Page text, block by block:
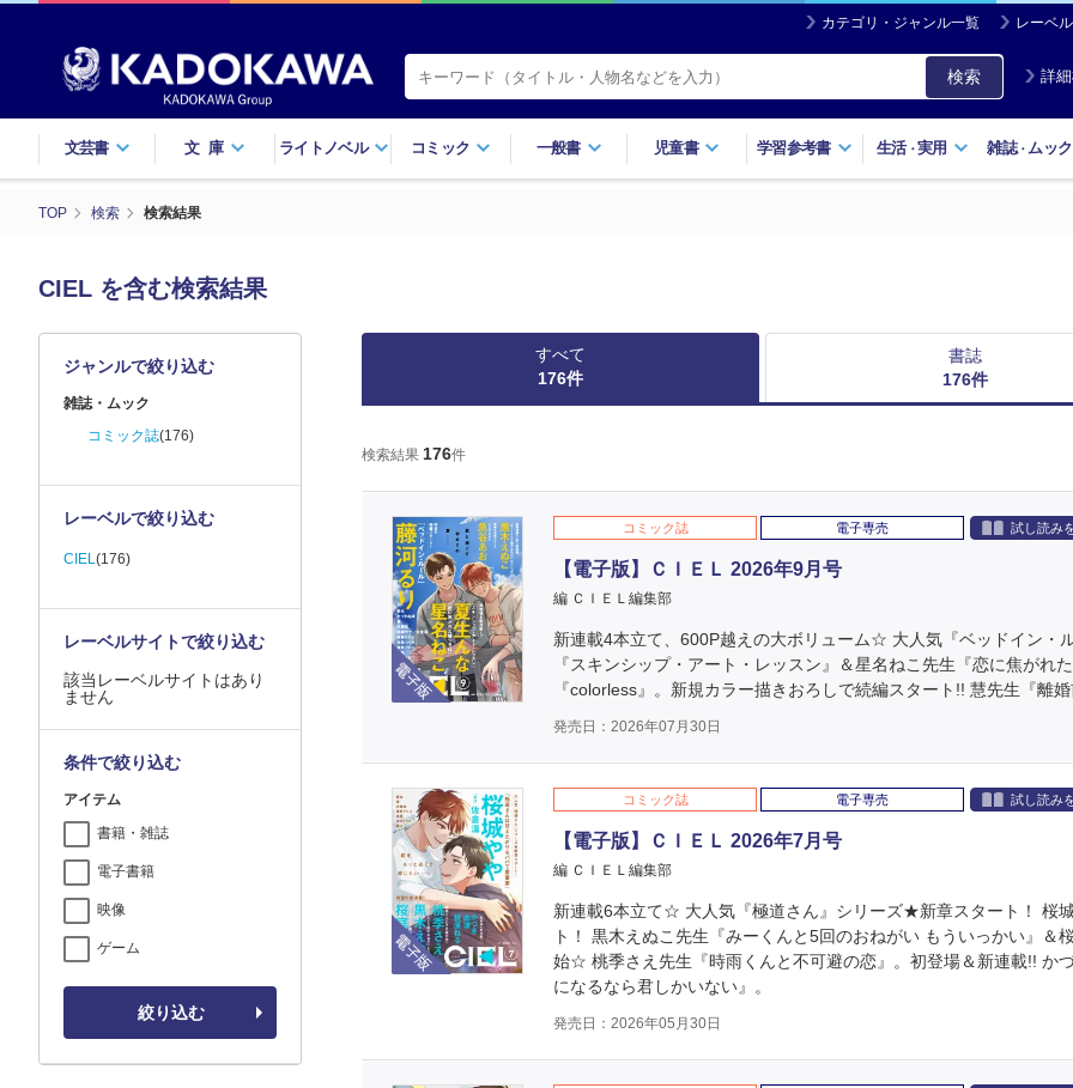
カテゴリ・ジャンル一覧 レーベ
検索 詳
文芸書 文庫 ライトノベル コミック 一般書 児童書 学習参考書 生活・実用 雑誌・ ムック
TOP 検索 検索結果
CIEL を含む検索結果
すべて
176件
書誌
176件
検索結果 176件
電子版
コミック誌 電子専売 試し読み
【電子版】ＣＩＥＬ 2026年9月号
編 ＣＩＥＬ編集部
新連載4本立て、600P越えの大ボリューム☆ 大人気『ベッドイン・
『スキンシップ・アート・レッスン』＆星名ねこ先生『恋に焦がれ
『colorless』。新規カラー描きおろしで続編スタート!! 慧先生『離
発売日：2026年07月30日
電子版
コミック誌 電子専売 試し読み
【電子版】ＣＩＥＬ 2026年7月号
編 ＣＩＥＬ編集部
新連載6本立て☆ 大人気『極道さん』シリーズ★新章スタート！ 桜
ト！ 黒木えぬこ先生『みーくんと5回のおねがい もういっかい』
始☆ 桃季さえ先生『時雨くんと不可避の恋』。初登場＆新連載!! か
になるなら君しかいない』。
発売日：2026年05月30日
ジャンルで絞り込む
雑誌・ムック
コミック誌(176)
レーベルで絞り込む
CIEL (176)
レーベルサイトで絞り込む
該当レーベルサイトはあり
ません
条件で絞り込む
アイテム
書籍・雑誌
電子書籍
映像
ゲーム
絞り込む